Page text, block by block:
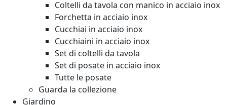
Coltelli da tavola con manico in acciaio inox
Forchetta in acciaio inox
Cucchiai in acciaio inox
Cucchiaini in acciaio inox
Set di coltelli da tavola
Set di posate in acciaio inox
Tutte le posate
Guarda la collezione
Giardino